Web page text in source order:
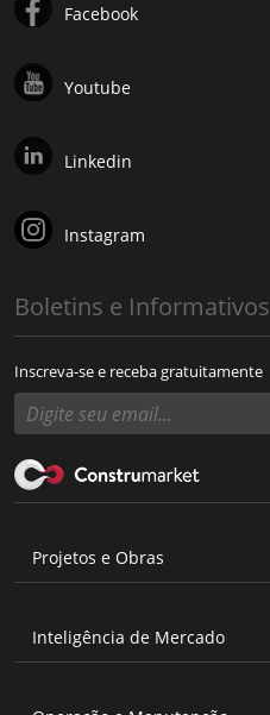
Facebook
Youtube
Linkedin
Instagram
Boletins e Informativos
Inscreva-se e receba gratuitamente
Projetos e Obras
Inteligência de Mercado